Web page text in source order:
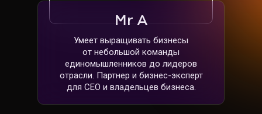
Mr A
Умеет выращивать бизнесы
от небольшой команды
единомышленников до лидеров
отрасли. Партнер и бизнес-эксперт
для CEO и владельцев бизнеса.